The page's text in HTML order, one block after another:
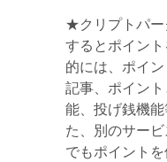
★クリプトパー
するとポイン
的には、ポイ
記事、ポイン
能、投げ銭機
た、別のサー
でもポイント